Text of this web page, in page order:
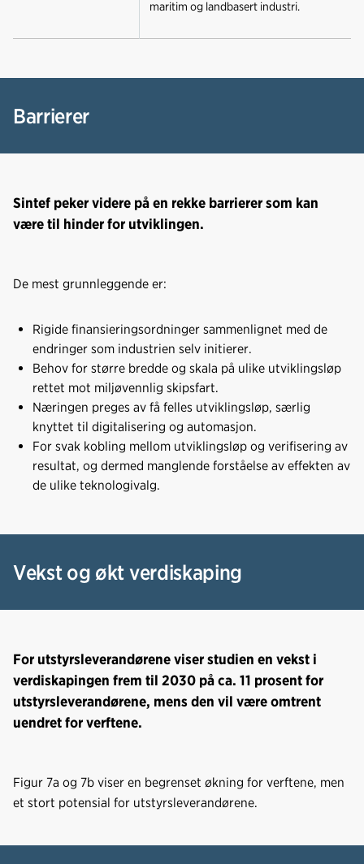
maritim og landbasert industri.
Barrierer
Sintef peker videre på en rekke barrierer som kan
være til hinder for utviklingen.
De mest grunnleggende er:
Rigide finansieringsordninger sammenlignet med de
endringer som industrien selv initierer.
Behov for større bredde og skala på ulike utviklingsløp
rettet mot miljøvennlig skipsfart.
Næringen preges av få felles utviklingsløp, særlig
knyttet til digitalisering og automasjon.
For svak kobling mellom utviklingsløp og verifisering av
resultat, og dermed manglende forståelse av effekten av
de ulike teknologivalg.
Vekst og økt verdiskaping
For utstyrsleverandørene viser studien en vekst i
verdiskapingen frem til 2030 på ca. 11 prosent for
utstyrsleverandørene, mens den vil være omtrent
uendret for verftene.
Figur 7a og 7b viser en begrenset økning for verftene, men
et stort potensial for utstyrsleverandørene.